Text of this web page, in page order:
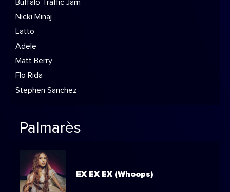
Buffalo Traffic Jam
Nicki Minaj
Latto
Adele
Matt Berry
Flo Rida
Stephen Sanchez
Palmarès
EX EX EX (Whoops)